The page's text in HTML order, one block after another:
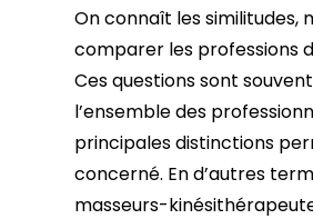
On connaît les
comparer les professions
Ces questions sont
l’ensemble des
principales distinctions
concerné. En d’autres
masseurs-